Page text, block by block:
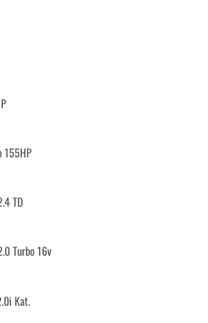
155HP
TD
Turbo 16v
Kat.